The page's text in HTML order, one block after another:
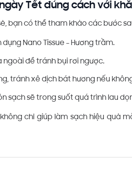
Tết đúng cách với
bạn có thể tham khảo các bước
Nano Tissue – Hương trầm.
ngoài để tránh bụi rơi ngược.
tránh xê dịch bát hương nếu
sạch sẽ trong suốt quá trình lau
chỉ giúp làm sạch hiệu quả